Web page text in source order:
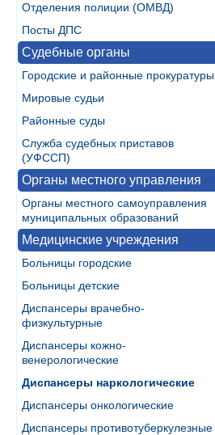
Отделения полиции (ОМВД)
Посты ДПС
Судебные органы
Городские и районные прокуратуры
Мировые судьи
Районные суды
Служба судебных приставов
(УФССП)
Органы местного управления
Органы местного самоуправления
муниципальных образований
Медицинские учреждения
Больницы городские
Больницы детские
Диспансеры врачебно-
физкультурные
Диспансеры кожно-
венерологические
Диспансеры наркологические
Диспансеры онкологические
Диспансеры противотуберкулезные